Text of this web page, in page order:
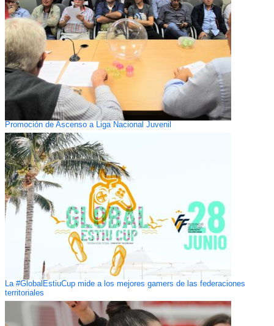
Promoción de Ascenso a Liga Nacional Juvenil
La #GlobalEstiuCup mide a los mejores gamers de las federaciones
territoriales